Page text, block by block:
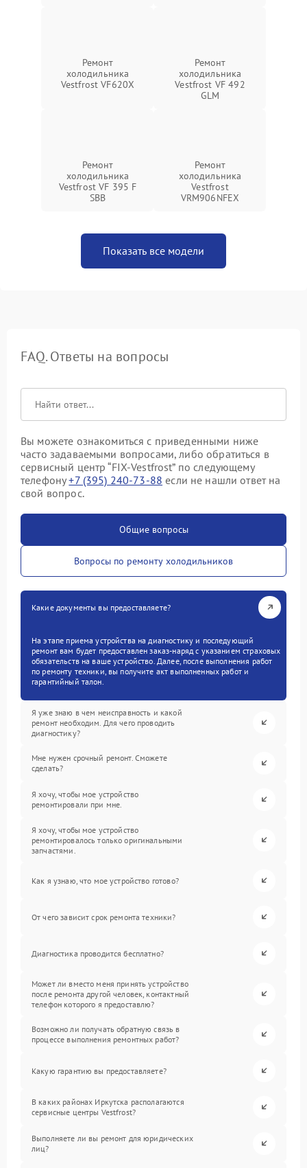
Ремонт
холодильника
Vestfrost VF620X
Ремонт
холодильника
Vestfrost VF 492
GLM
Ремонт
холодильника
Vestfrost VF 395 F
SBB
Ремонт
холодильника
Vestfrost
VRM906NFEX
Показать все модели
FAQ. Ответы на вопросы
Вы можете ознакомиться с приведенными ниже
часто задаваемыми вопросами, либо обратиться в
сервисный центр “FIX-Vestfrost” по следующему
телефону+7 (395) 240-73-88 если не нашли ответ на
свой вопрос.
Общие вопросы
Вопросы по ремонту холодильников
Какие документы вы предоставляете?
На этапе приема устройства на диагностику и последующий
ремонт вам будет предоставлен заказ-наряд с указанием страховых
обязательств на ваше устройство. Далее, после выполнения работ
по ремонту техники, вы получите акт выполненных работ и
гарантийный талон.
Я уже знаю в чем неисправность и какой
ремонт необходим. Для чего проводить
диагностику?
Мне нужен срочный ремонт. Сможете
сделать?
Я хочу, чтобы мое устройство
ремонтировали при мне.
Я хочу, чтобы мое устройство
ремонтировалось только оригинальными
запчастями.
Как я узнаю, что мое устройство готово?
От чего зависит срок ремонта техники?
Диагностика проводится бесплатно?
Может ли вместо меня принять устройство
после ремонта другой человек, контактный
телефон которого я предоставлю?
Возможно ли получать обратную связь в
процессе выполнения ремонтных работ?
Какую гарантию вы предоставляете?
В каких районах Иркутска располагаются
сервисные центры Vestfrost?
Выполняете ли вы ремонт для юридических
лиц?